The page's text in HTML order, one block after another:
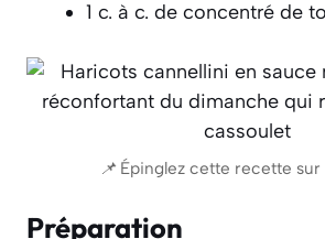
1 c. à c. de concentré de
📌 Épinglez cette recette
Préparation